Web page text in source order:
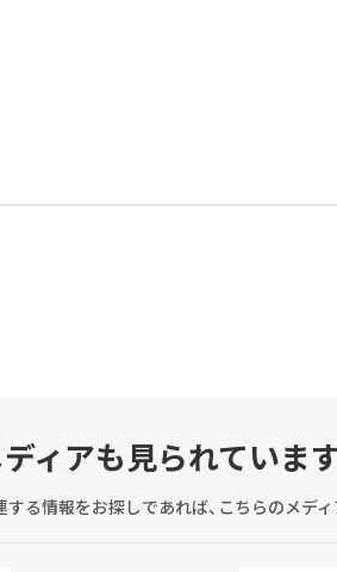
ィアも見られていま
る情報をお探しであれば、こちらのメデ